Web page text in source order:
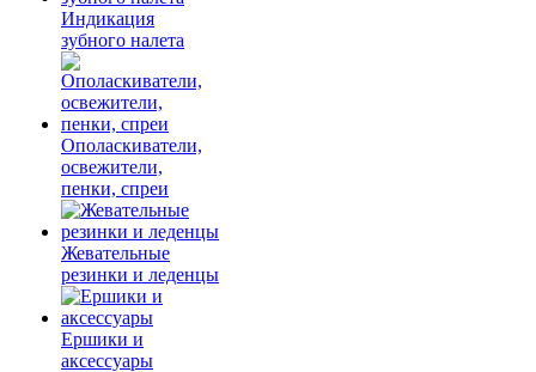
Индикация
зубного налета
Ополаскиватели,
освежители,
пенки, спреи
Жевательные
резинки и леденцы
Ершики и
аксессуары